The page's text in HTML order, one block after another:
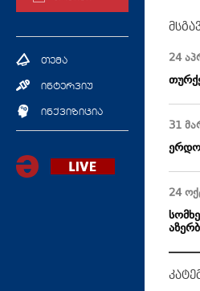
თემა
ინტერვიუ
ინქვიზიცია
24
31
24